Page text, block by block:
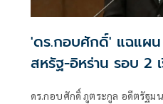
'ดร.กอบศักดิ์' แฉแผ
สหรัฐ-อิหร่าน รอบ 2
ดร.กอบศักดิ์ ภูตระกูล อดีตรัฐม